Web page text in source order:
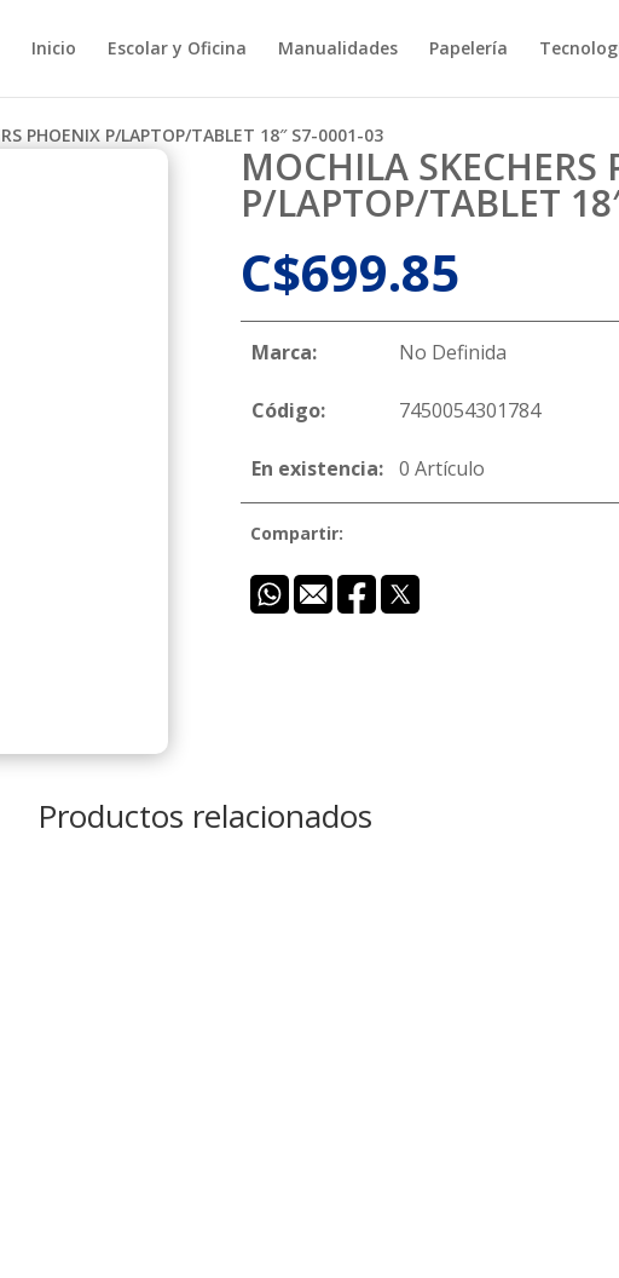
Inicio Escolar y Oficina Manualidades Papelería
PHOENIX P/LAPTOP/TABLET 18″ S7-0001-03
MOCHILA SKECHERS
P/LAPTOP/TABLET
C$699.85
Marca: No Definida
Código: 7450054301784
En existencia: 0 Artículo
Compartir:
Productos relacionados